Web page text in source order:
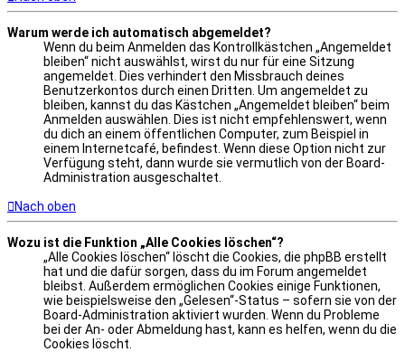
Warum werde ich automatisch abgemeldet?
Wenn du beim Anmelden das Kontrollkästchen „Angemeldet
bleiben“ nicht auswählst, wirst du nur für eine Sitzung
angemeldet. Dies verhindert den Missbrauch deines
Benutzerkontos durch einen Dritten. Um angemeldet zu
bleiben, kannst du das Kästchen „Angemeldet bleiben“ beim
Anmelden auswählen. Dies ist nicht empfehlenswert, wenn
du dich an einem öffentlichen Computer, zum Beispiel in
einem Internetcafé, befindest. Wenn diese Option nicht zur
Verfügung steht, dann wurde sie vermutlich von der Board-
Administration ausgeschaltet.
Nach oben
Wozu ist die Funktion „Alle Cookies löschen“?
„Alle Cookies löschen“ löscht die Cookies, die phpBB erstellt
hat und die dafür sorgen, dass du im Forum angemeldet
bleibst. Außerdem ermöglichen Cookies einige Funktionen,
wie beispielsweise den „Gelesen“-Status – sofern sie von der
Board-Administration aktiviert wurden. Wenn du Probleme
bei der An- oder Abmeldung hast, kann es helfen, wenn du die
Cookies löscht.